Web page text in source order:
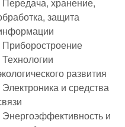
защита
Приборостроение
Технологии
развития
Электроника и средства
Энергоэффективность и